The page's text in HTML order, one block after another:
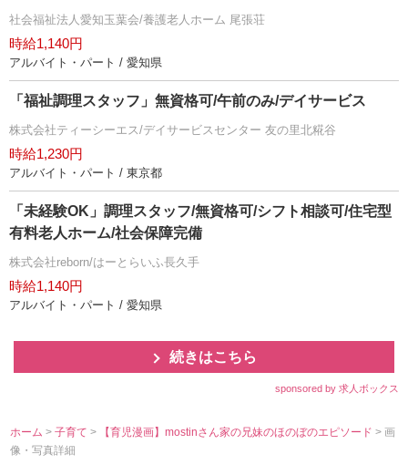
社会福祉法人愛知玉葉会/養護老人ホーム 尾張荘
時給1,140円
アルバイト・パート / 愛知県
「福祉調理スタッフ」無資格可/午前のみ/デイサービス
株式会社ティーシーエス/デイサービスセンター 友の里北糀谷
時給1,230円
アルバイト・パート / 東京都
「未経験OK」調理スタッフ/無資格可/シフト相談可/住宅型
有料老人ホーム/社会保障完備
株式会社reborn/はーとらいふ長久手
時給1,140円
アルバイト・パート / 愛知県
続きはこちら
sponsored by 求人ボックス
ホーム >子育て> 【育児漫画】mostinさん家の兄妹のほのぼのエピソード> 画
像・写真詳細